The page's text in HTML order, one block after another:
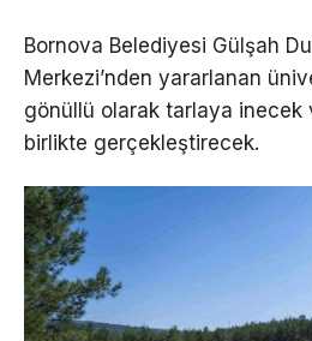
Bornova Belediyesi Gülşah
Merkezi’nden yararlanan
gönüllü olarak tarlaya inecek
birlikte gerçekleştirecek.